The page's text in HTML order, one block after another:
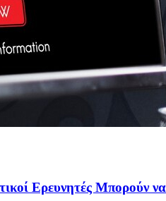
Ερευνητές Μπορούν